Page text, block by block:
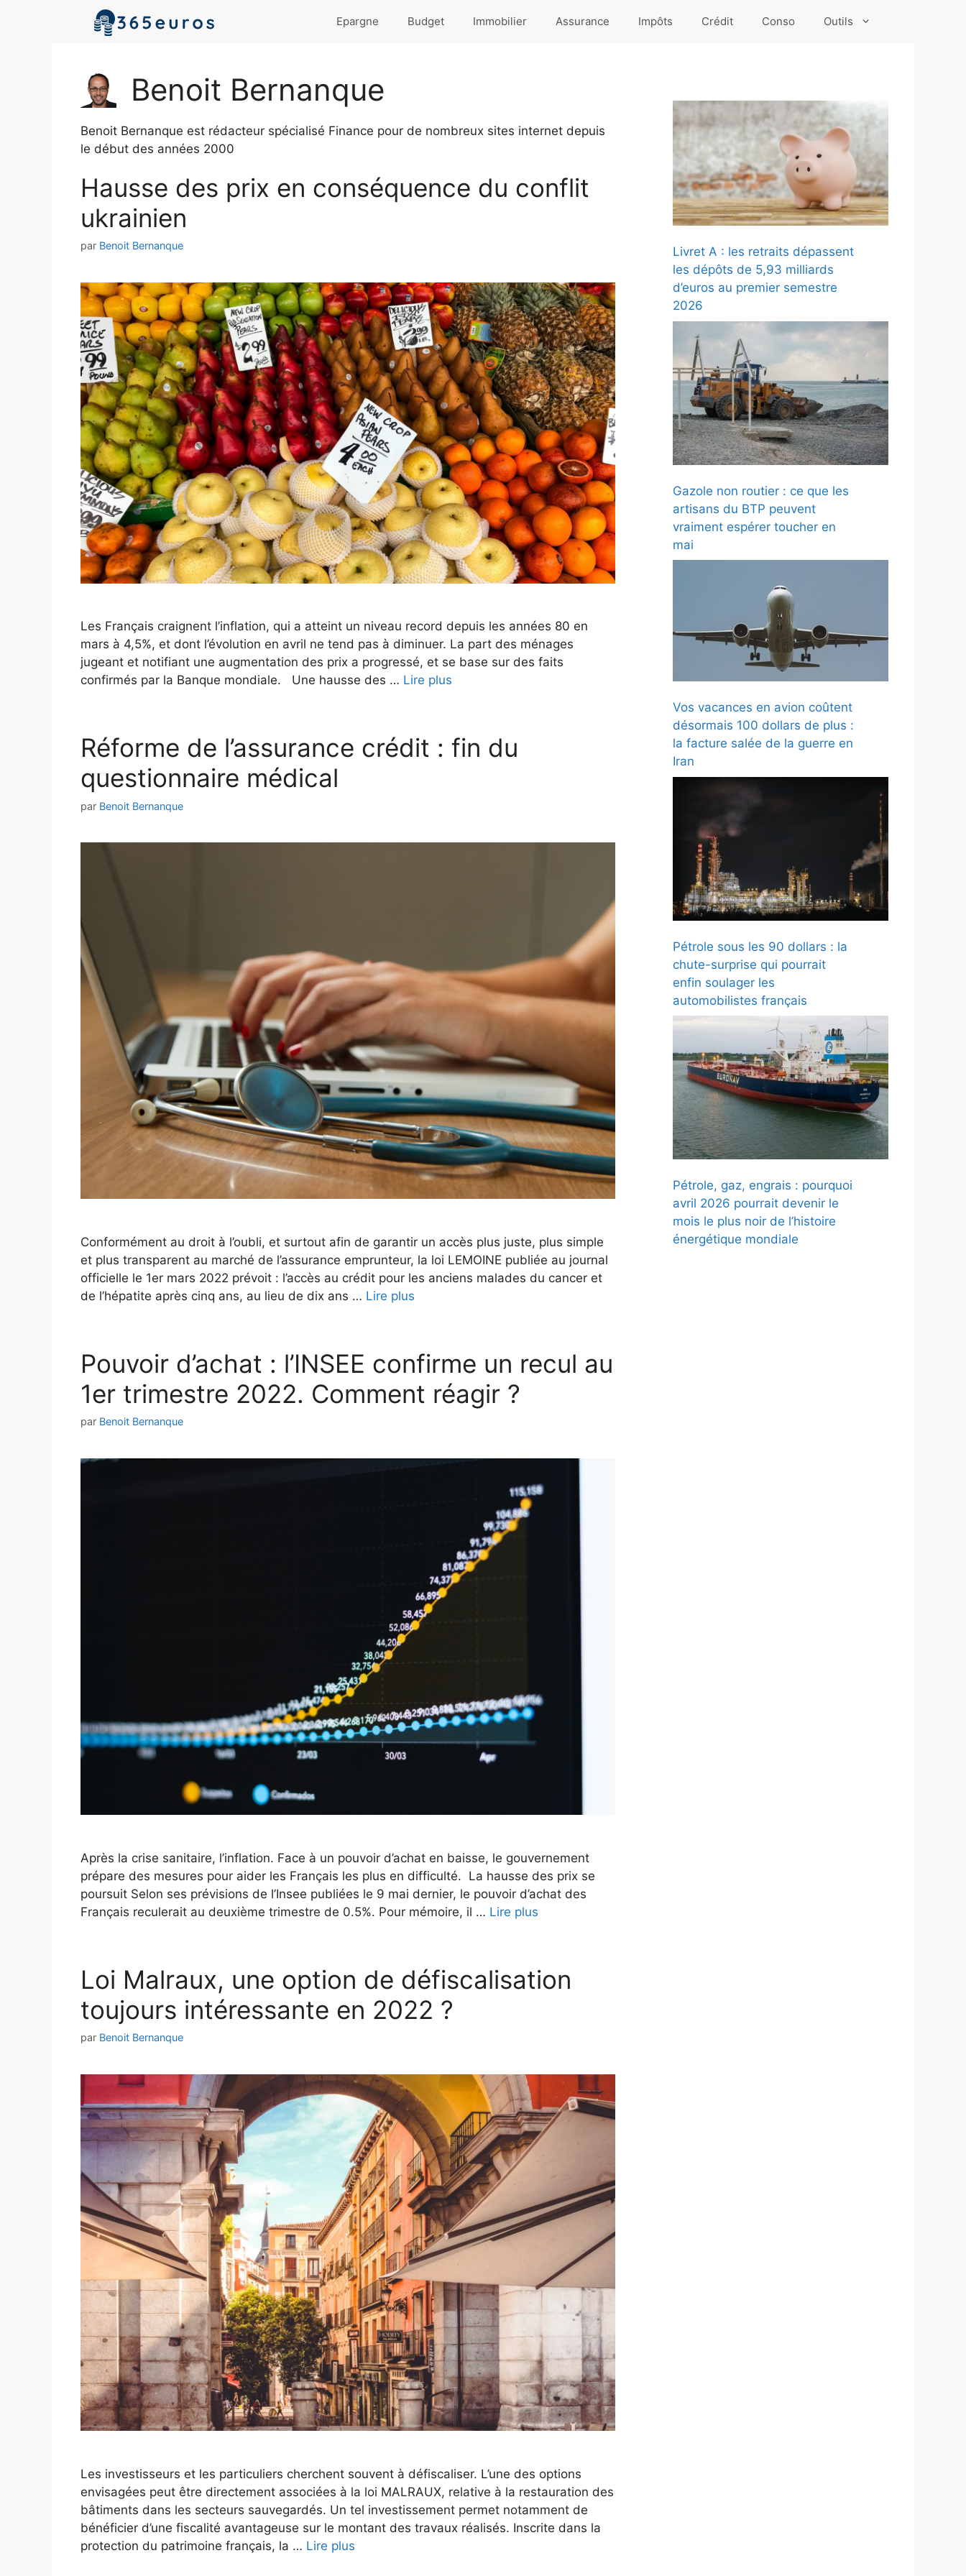
Epargne Budget Immobilier Assurance Impôts Crédit Conso Outils
Benoit Bernanque
Benoit Bernanque est rédacteur spécialisé Finance pour de nombreux sites internet depuis
le début des années 2000
Hausse des prix en conséquence du conflit
ukrainien
par Benoit Bernanque
Les Français craignent l’inflation, qui a atteint un niveau record depuis les années 80 en
mars à 4,5%, et dont l’évolution en avril ne tend pas à diminuer. La part des ménages
jugeant et notifiant une augmentation des prix a progressé, et se base sur des faits
confirmés par la Banque mondiale. Une hausse des … Lire plus
Réforme de l’assurance crédit : fin du
questionnaire médical
par Benoit Bernanque
Conformément au droit à l’oubli, et surtout afin de garantir un accès plus juste, plus simple
et plus transparent au marché de l’assurance emprunteur, la loi LEMOINE publiée au journal
officielle le 1er mars 2022 prévoit : l’accès au crédit pour les anciens malades du cancer et
de l’hépatite après cinq ans, au lieu de dix ans … Lire plus
Pouvoir d’achat : l’INSEE confirme un recul au
1er trimestre 2022. Comment réagir ?
par Benoit Bernanque
Après la crise sanitaire, l’inflation. Face à un pouvoir d’achat en baisse, le gouvernement
prépare des mesures pour aider les Français les plus en difficulté. La hausse des prix se
poursuit Selon ses prévisions de l’Insee publiées le 9 mai dernier, le pouvoir d’achat des
Français reculerait au deuxième trimestre de 0.5%. Pour mémoire, il … Lire plus
Loi Malraux, une option de défiscalisation
toujours intéressante en 2022 ?
par Benoit Bernanque
Les investisseurs et les particuliers cherchent souvent à défiscaliser. L’une des options
envisagées peut être directement associées à la loi MALRAUX, relative à la restauration des
bâtiments dans les secteurs sauvegardés. Un tel investissement permet notamment de
bénéficier d’une fiscalité avantageuse sur le montant des travaux réalisés. Inscrite dans la
protection du patrimoine français, la … Lire plus
Livret A : les retraits dépassent
les dépôts de 5,93 milliards
d’euros au premier semestre
2026
Gazole non routier : ce que les
artisans du BTP peuvent
vraiment espérer toucher en
mai
Vos vacances en avion coûtent
désormais 100 dollars de plus :
la facture salée de la guerre en
Iran
Pétrole sous les 90 dollars : la
chute-surprise qui pourrait
enfin soulager les
automobilistes français
Pétrole, gaz, engrais : pourquoi
avril 2026 pourrait devenir le
mois le plus noir de l’histoire
énergétique mondiale